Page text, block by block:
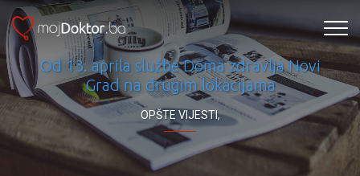
Od 13. aprila službe Doma zdravlja Novi
Grad na drugim lokacijama
OPŠTE VIJESTI,